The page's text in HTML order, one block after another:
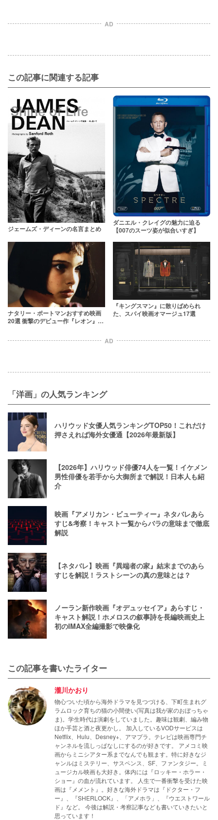
AD
この記事に関連する記事
ジェームズ・ディーンの名言まとめ
ダニエル・クレイグの魅力に迫る
【007のスーツ姿が似合いすぎ】
ナタリー・ポートマンおすすめ映画
20選 衝撃のデビュー作『レオン』か
『キングスマン』に散りばめられ
た、スパイ映画オマージュ17選
AD
「洋画」の人気ランキング
ハリウッド女優人気ランキングTOP50！これだけ
押さえれば海外女優通【2026年最新版】
【2026年】ハリウッド俳優74人を一覧！イケメン
男性俳優を若手から大御所まで解説！日本人も紹
介
映画『アメリカン・ビューティー』ネタバレあら
すじ&考察！キャスト一覧からバラの意味まで徹底
解説
【ネタバレ】映画『異端者の家』結末までのあら
すじを解説！ラストシーンの真の意味とは？
ノーラン新作映画『オデュッセイア』あらすじ・
キャスト解説！ホメロスの叙事詩を長編映画史上
初のIMAX全編撮影で映像化
この記事を書いたライター
瀧川かおり
物心ついた頃から海外ドラマを見つづける、下町生まれグ
ラムロック育ちの猫の小間使い(写真は我が家のおぼっちゃ
ま)。学生時代は演劇をしていました。趣味は観劇、編み物
ほか手芸と酒と夜更かし。 加入しているVODサービスは
Netflix、Hulu、Desney+、アマプラ。テレビは映画専門チ
ャンネルを流しっぱなしにするのが好きです。 アメコミ映
画からミニシアター系までなんでも観ます。特に好きなジ
ャンルはミステリー、サスペンス、SF、ファンタジー。ミ
ュージカル映画も大好き。体内には『ロッキー・ホラー・
ショー』の血が流れています。 人生で一番衝撃を受けた映
画は『メメント』。好きな海外ドラマは『ドクター・フ
ー』、『SHERLOCK』、「アメホラ」、『ウエストワール
ド』など。 今後は解説・考察記事なども書いていきたいと
思っています！